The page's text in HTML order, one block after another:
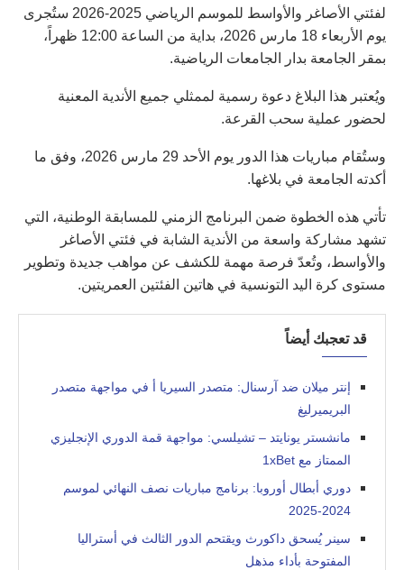
لفئتي الأصاغر والأواسط للموسم الرياضي 2025-2026 ستُجرى
يوم الأربعاء 18 مارس 2026، بداية من الساعة 12:00 ظهراً،
بمقر الجامعة بدار الجامعات الرياضية.
ويُعتبر هذا البلاغ دعوة رسمية لممثلي جميع الأندية المعنية
لحضور عملية سحب القرعة.
وستُقام مباريات هذا الدور يوم الأحد 29 مارس 2026، وفق ما
أكدته الجامعة في بلاغها.
تأتي هذه الخطوة ضمن البرنامج الزمني للمسابقة الوطنية، التي
تشهد مشاركة واسعة من الأندية الشابة في فئتي الأصاغر
والأواسط، وتُعدّ فرصة مهمة للكشف عن مواهب جديدة وتطوير
مستوى كرة اليد التونسية في هاتين الفئتين العمريتين.
قد تعجبك أيضاً
إنتر ميلان ضد آرسنال: متصدر السيريا أ في مواجهة متصدر
البريميرليغ
مانشستر يونايتد – تشيلسي: مواجهة قمة الدوري الإنجليزي
الممتاز مع 1xBet
دوري أبطال أوروبا: برنامج مباريات نصف النهائي لموسم
2024-2025
سينر يُسحق داكورث ويقتحم الدور الثالث في أستراليا
المفتوحة بأداء مذهل